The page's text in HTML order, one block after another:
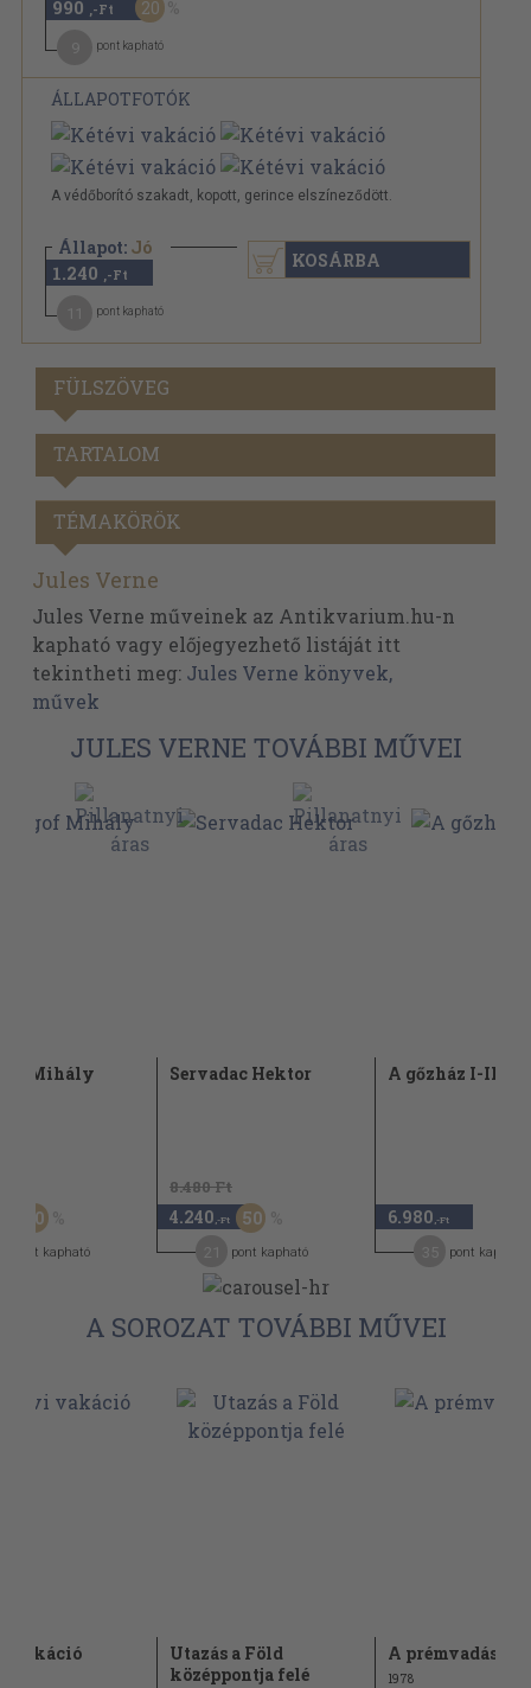
990 ,-Ft 20
pont kapható
ÁLLAPOTFOTÓK
A védőborító szakadt, kopott, gerince elszíneződött.
Állapot: Jó
1.240 ,-Ft
pont kapható
KOSÁRBA
FÜLSZÖVEG
TARTALOM
TÉMAKÖRÖK
Jules Verne
Jules Verne műveinek az Antikvarium.hu-n
kapható vagy előjegyezhető listáját itt
tekintheti meg: Jules Verne könyvek,
művek
JULES VERNE TOVÁBBI MŰVEI
Mihály
30
pont kapható
Servadac Hektor
8.480 Ft
4.240 ,-Ft 50
pont kapható
A gőzház I-II.
6.980 ,-Ft
pont kapható
A SOROZAT TOVÁBBI MŰVEI
vakáció
Utazás a Föld
középpontja felé
A prémvadászok
1978